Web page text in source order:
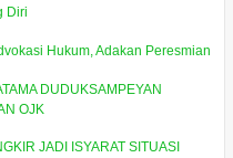
Diri
Hukum, Adakan Peresmian
DUDUKSAMPEYAN
OJK
JADI ISYARAT SITUASI